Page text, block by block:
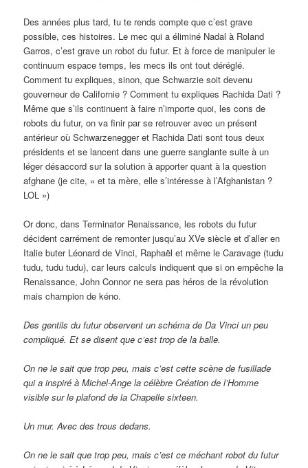
Des années plus tard, tu te rends compte que c’est grave
possible, ces histoires. Le mec qui a éliminé Nadal à Roland
Garros, c’est grave un robot du futur. Et à force de manipuler le
continuum espace temps, les mecs ils ont tout déréglé.
Comment tu expliques, sinon, que Schwarzie soit devenu
gouverneur de Californie ? Comment tu expliques Rachida Dati ?
Même que s’ils continuent à faire n’importe quoi, les cons de
robots du futur, on va finir par se retrouver avec un présent
antérieur où Schwarzenegger et Rachida Dati sont tous deux
présidents et se lancent dans une guerre sanglante suite à un
léger désaccord sur la solution à apporter quant à la question
afghane (je cite, « et ta mère, elle s’intéresse à l’Afghanistan ?
LOL »)
Or donc, dans Terminator Renaissance, les robots du futur
décident carrément de remonter jusqu’au XVe siècle et d’aller en
Italie buter Léonard de Vinci, Raphaël et même le Caravage (tudu
tudu, tudu tudu), car leurs calculs indiquent que si on empêche la
Renaissance, John Connor ne sera pas héros de la révolution
mais champion de kéno.
Des gentils du futur observent un schéma de Da Vinci un peu
compliqué. Et se disent que c’est trop de la balle.
On ne le sait que trop peu, mais c’est cette scène de fusillade
qui a inspiré à Michel-Ange la célèbre Création de l’Homme
visible sur le plafond de la Chapelle sixteen.
Un mur. Avec des trous dedans.
On ne le sait que trop peu, mais c’est ce méchant robot du futur